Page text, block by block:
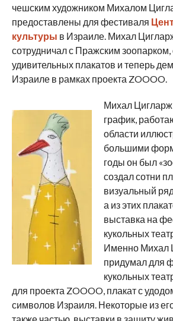
чешским художником Михалом
предоставлены для фестиваля
культуры в Израиле. Михал
сотрудничал с Пражским зоопарком,
удивительных плакатов и теперь
Израиле в рамках проекта ZOOOO.
Михал Цигларж
график,
области
большими
годы он был
создал сотни
визуальный
а из этих
выставка на
кукольных
Именно Михал
придумал для
кукольных
для проекта ZOOOO, плакат с
символов Израиля. Некоторые из